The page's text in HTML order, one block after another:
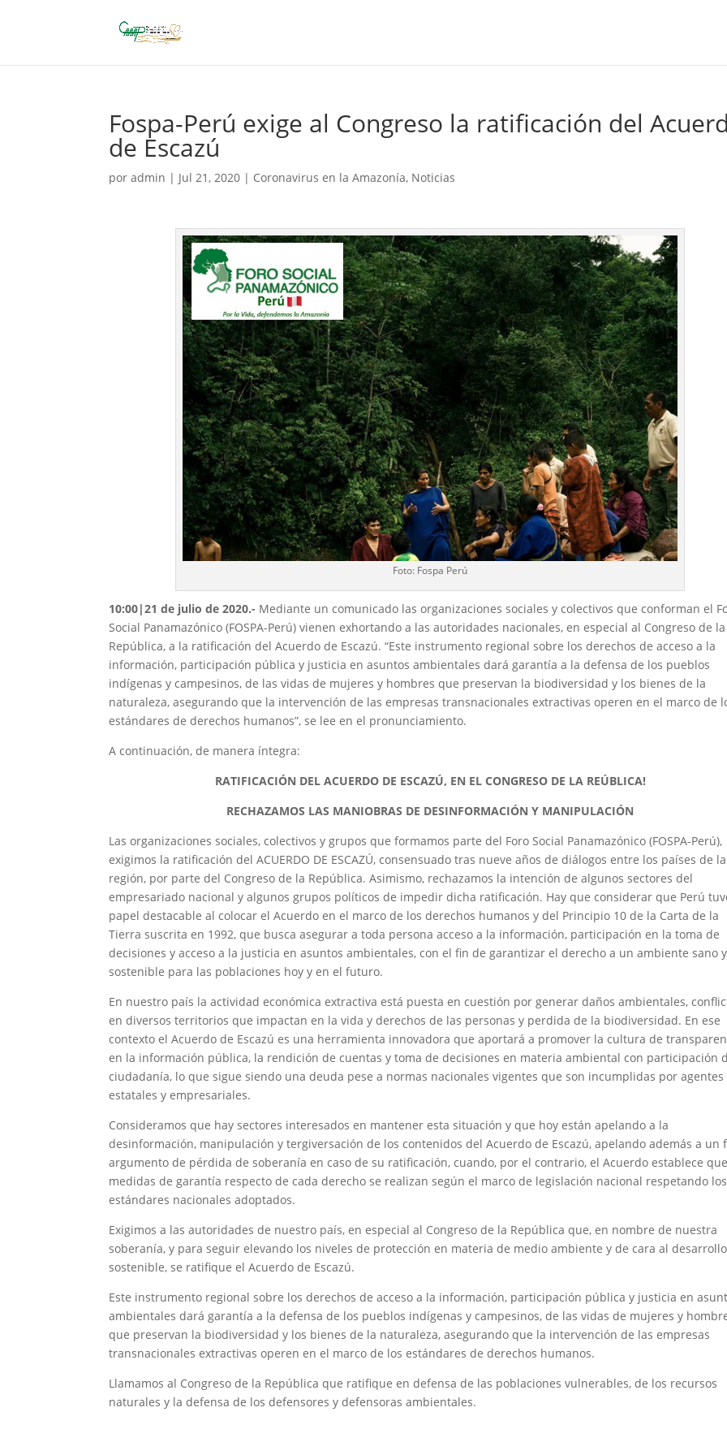
Fospa-Perú exige al Congreso la ratificación del
de Escazú
poradmin | Jul 21, 2020 | Coronavirus en la Amazonía, Noticias
Foto: Fospa Perú
10:00|21 de julio de 2020.- Mediante un comunicado las organizaciones sociales y colectivos que conforman el
Social Panamazónico (FOSPA-Perú) vienen exhortando a las autoridades nacionales, en especial al Congreso de la
República, a la ratificación del Acuerdo de Escazú. “Este instrumento regional sobre los derechos de acceso a la
información, participación pública y justicia en asuntos ambientales dará garantía a la defensa de los pueblos
indígenas y campesinos, de las vidas de mujeres y hombres que preservan la biodiversidad y los bienes de la
naturaleza, asegurando que la intervención de las empresas transnacionales extractivas operen en el marco de
estándares de derechos humanos”, se lee en el pronunciamiento.
A continuación, de manera íntegra:
RATIFICACIÓN DEL ACUERDO DE ESCAZÚ, EN EL CONGRESO DE LA REÚBLICA!
RECHAZAMOS LAS MANIOBRAS DE DESINFORMACIÓN Y MANIPULACIÓN
Las organizaciones sociales, colectivos y grupos que formamos parte del Foro Social Panamazónico (FOSPA-Perú),
exigimos la ratificación del ACUERDO DE ESCAZÚ, consensuado tras nueve años de diálogos entre los países de la
región, por parte del Congreso de la República. Asimismo, rechazamos la intención de algunos sectores del
empresariado nacional y algunos grupos políticos de impedir dicha ratificación. Hay que considerar que Perú
papel destacable al colocar el Acuerdo en el marco de los derechos humanos y del Principio 10 de la Carta de la
Tierra suscrita en 1992, que busca asegurar a toda persona acceso a la información, participación en la toma de
decisiones y acceso a la justicia en asuntos ambientales, con el fin de garantizar el derecho a un ambiente sano y
sostenible para las poblaciones hoy y en el futuro.
En nuestro país la actividad económica extractiva está puesta en cuestión por generar daños ambientales,
en diversos territorios que impactan en la vida y derechos de las personas y perdida de la biodiversidad. En ese
contexto el Acuerdo de Escazú es una herramienta innovadora que aportará a promover la cultura de
en la información pública, la rendición de cuentas y toma de decisiones en materia ambiental con participación
ciudadanía, lo que sigue siendo una deuda pese a normas nacionales vigentes que son incumplidas por agentes
estatales y empresariales.
Consideramos que hay sectores interesados en mantener esta situación y que hoy están apelando a la
desinformación, manipulación y tergiversación de los contenidos del Acuerdo de Escazú, apelando además a un
argumento de pérdida de soberanía en caso de su ratificación, cuando, por el contrario, el Acuerdo establece
medidas de garantía respecto de cada derecho se realizan según el marco de legislación nacional respetando los
estándares nacionales adoptados.
Exigimos a las autoridades de nuestro país, en especial al Congreso de la República que, en nombre de nuestra
soberanía, y para seguir elevando los niveles de protección en materia de medio ambiente y de cara al desarrollo
sostenible, se ratifique el Acuerdo de Escazú.
Este instrumento regional sobre los derechos de acceso a la información, participación pública y justicia en
ambientales dará garantía a la defensa de los pueblos indígenas y campesinos, de las vidas de mujeres y
que preservan la biodiversidad y los bienes de la naturaleza, asegurando que la intervención de las empresas
transnacionales extractivas operen en el marco de los estándares de derechos humanos.
Llamamos al Congreso de la República que ratifique en defensa de las poblaciones vulnerables, de los recursos
naturales y la defensa de los defensores y defensoras ambientales.